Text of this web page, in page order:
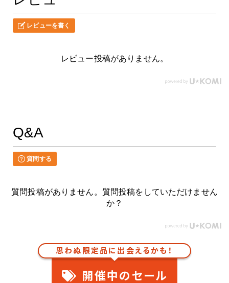
レビューを書く
レビュー投稿がありません。
Q&A
質問する
質問投稿がありません。質問投稿をしていただけません
か？
思わぬ限定品に出会えるかも！
開催中のセール